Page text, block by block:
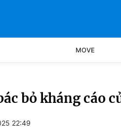
MOVE
bỏ kháng cáo
22:49